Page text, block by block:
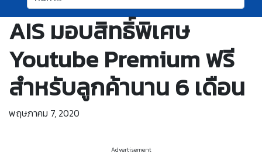
ค้นหา:
AIS มอบสิทธิ์พิเศษ
Youtube Premium ฟรี
สำหรับลูกค้านาน 6 เดือน
พฤษภาคม 7, 2020
Advertisement